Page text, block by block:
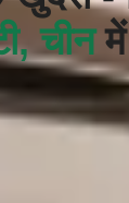
चीनमें